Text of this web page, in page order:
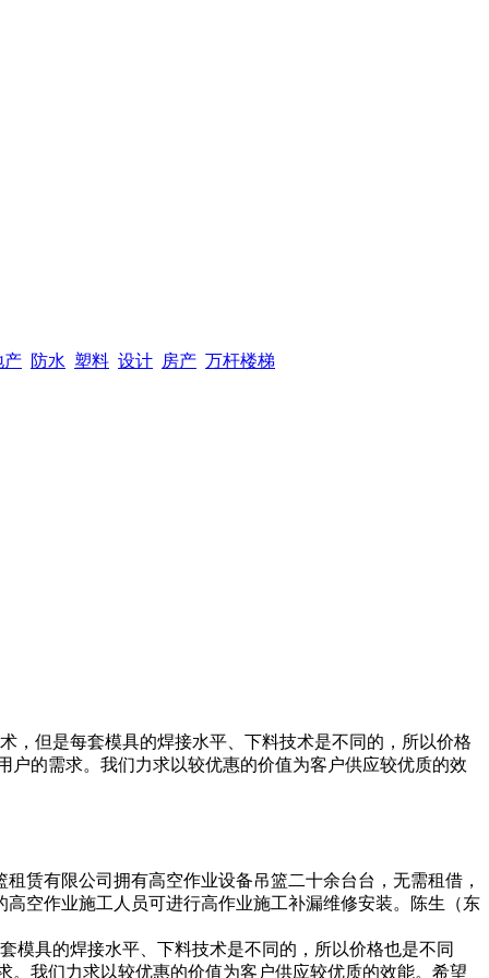
产 防水 塑料 设计 房产 万杆楼梯
，但是每套模具的焊接水平、下料技术是不同的，所以价格
的需求。我们力求以较优惠的价值为客户供应较优质的效
赁有限公司拥有高空作业设备吊篮二十余台台，无需租借，
空作业施工人员可进行高作业施工补漏维修安装。陈生（东
模具的焊接水平、下料技术是不同的，所以价格也是不同
我们力求以较优惠的价值为客户供应较优质的效能。希望